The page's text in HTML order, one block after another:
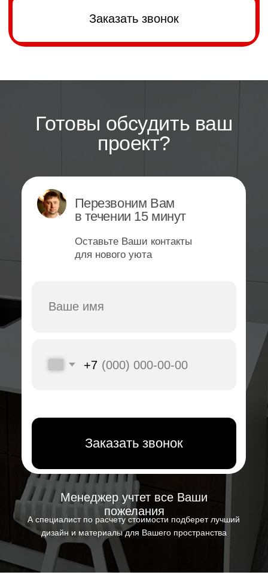
Хочу выразить огромную благодарность
Ивану и всей его команде! Ребята
работают четко и слаженно. Заказывали
всю мебель в частный дом. От комода,
ванны до кухни. За год постоянной
эксплуатации не возникло ни одного
вопроса. Есть гарантия на мебель, но она
вам не пригодится, тк качество на высоте!
В Арго вам подберут все на любой вкус,
цвет и кошелек!
отзывов
Светлана
Я очень довольна работой салона мебели
Арго. Компания профессионально подошла к
выполнению заказа. Качество материалов и
выбрать оптимальные решения. Сроки
выполнения работы были строго соблюдены.
В процессе работы сотрудники проявляли
Выражаю огромную благодарность за
17 отзывов
Илона
Более 1000 работ
и по всей России